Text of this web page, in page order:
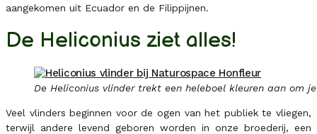
aangekomen uit Ecuador en de Filippijnen.
De Heliconius ziet alles!
De Heliconius vlinder trekt een heleboel kleuren aan om
Veel vlinders beginnen voor de ogen van het publiek te vliegen,
terwijl andere levend geboren worden in onze broederij, een